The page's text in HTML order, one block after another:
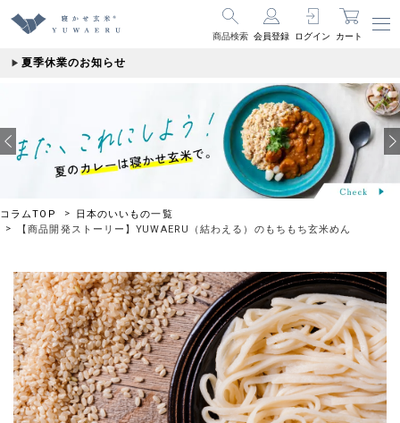
商品検索 会員登録 ログイン カート
夏季休業のお知らせ
コラムTOP
日本のいいもの一覧
【商品開発ストーリー】YUWAERU（結わえる）のもちもち玄米めん